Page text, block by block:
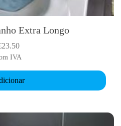
Extra Longo
23.50
IVA